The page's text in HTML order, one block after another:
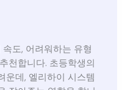
도, 어려워하는 유형
천합니다. 초등학생의
운데, 엘리하이 시스템